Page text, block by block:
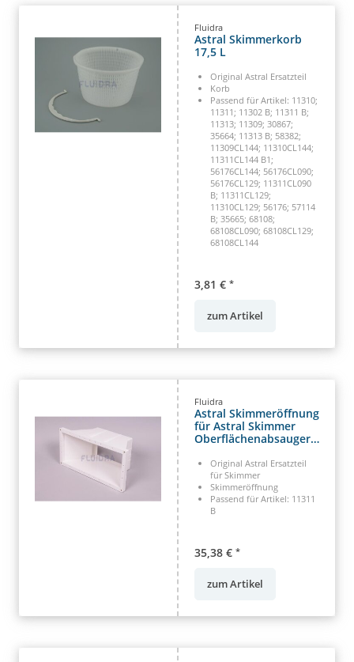
Fluidra
Astral Skimmerkorb
17,5 L
Original Astral Ersatzteil
Korb
Passend für Artikel: 11310;
11311; 11302 B; 11311 B;
11313; 11309; 30867;
35664; 11313 B; 58382;
11309CL144; 11310CL144;
11311CL144 B1;
56176CL144; 56176CL090;
56176CL129; 11311CL090
B; 11311CL129;
11310CL129; 56176; 57114
B; 35665; 68108;
68108CL090; 68108CL129;
68108CL144
3,81 € *
zum Artikel
Fluidra
Astral Skimmeröffnung
für Astral Skimmer
Oberflächenabsauger
Original Astral Ersatzteil
für Skimmer
Skimmeröffnung
Passend für Artikel: 11311
B
35,38 € *
zum Artikel